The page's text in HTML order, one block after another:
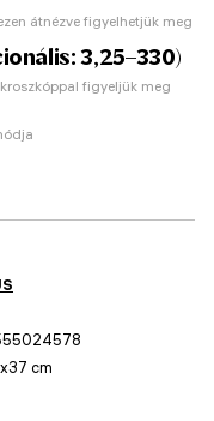
átnézve figyelhetjük meg
3,25–330)
figyeljük meg
cm